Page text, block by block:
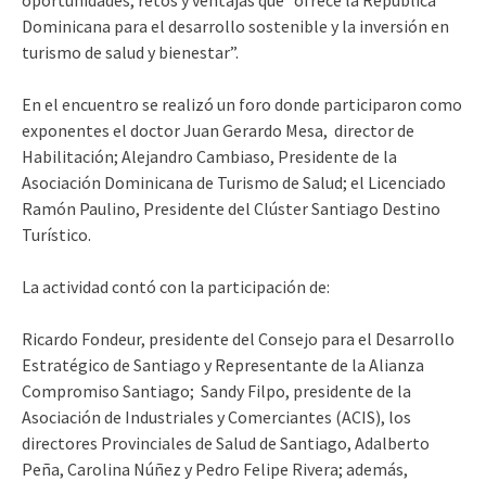
Dominicana para el desarrollo sostenible y la inversión en
turismo de salud y bienestar”.
En el encuentro se realizó un foro donde participaron como
exponentes el doctor Juan Gerardo Mesa, director de
Habilitación; Alejandro Cambiaso, Presidente de la
Asociación Dominicana de Turismo de Salud; el Licenciado
Ramón Paulino, Presidente del Clúster Santiago Destino
Turístico.
La actividad contó con la participación de:
Ricardo Fondeur, presidente del Consejo para el Desarrollo
Estratégico de Santiago y Representante de la Alianza
Compromiso Santiago; Sandy Filpo, presidente de la
Asociación de Industriales y Comerciantes (ACIS), los
directores Provinciales de Salud de Santiago, Adalberto
Peña, Carolina Núñez y Pedro Felipe Rivera; además,